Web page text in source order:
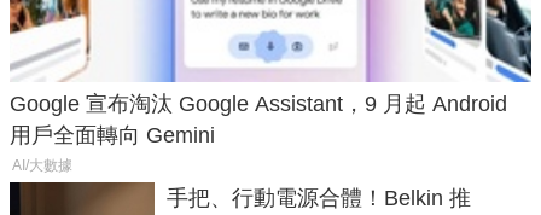
Google 宣布淘汰 Google Assistant，9 月起 Android
用戶全面轉向 Gemini
AI/大數據
手把、行動電源合體！Belkin 推